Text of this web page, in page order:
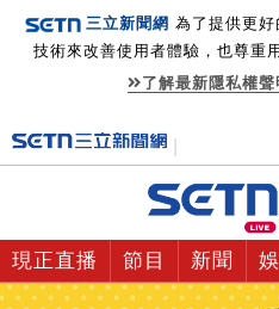
三立新聞網 為了提供更
技術來改善使用者體驗，也尊重
了解最新隱私權聲
現正直播 節目 新聞